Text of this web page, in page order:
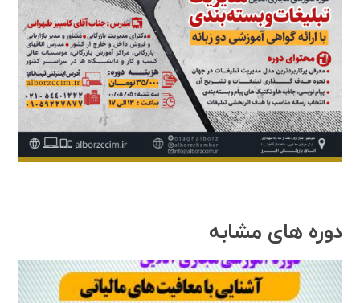
دوره های مشابه